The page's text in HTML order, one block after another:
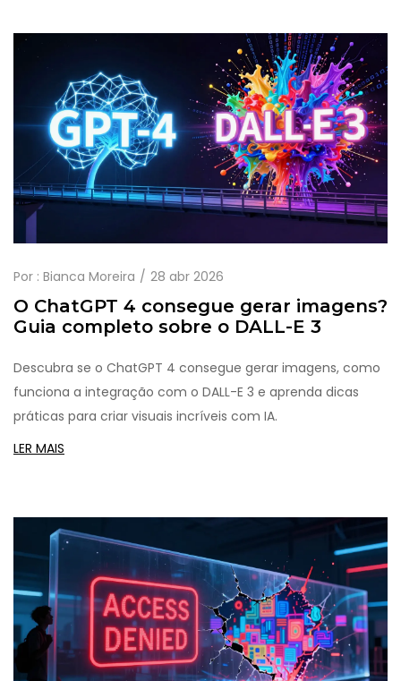
Por : Bianca Moreira 28 abr 2026
O ChatGPT 4 consegue gerar imagens?
Guia completo sobre o DALL-E 3
Descubra se o ChatGPT 4 consegue gerar imagens, como
funciona a integração com o DALL-E 3 e aprenda dicas
práticas para criar visuais incríveis com IA.
LER MAIS